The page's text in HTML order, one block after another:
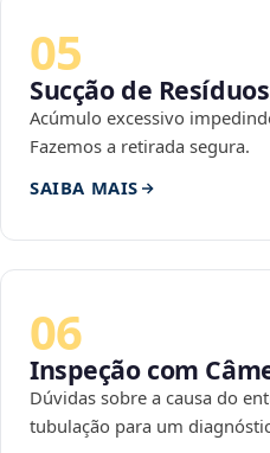
05
Sucção de Resíduos
Acúmulo excessivo
Fazemos a retirada segura.
SAIBA MAIS
06
Inspeção com
Dúvidas sobre a causa do
tubulação para um